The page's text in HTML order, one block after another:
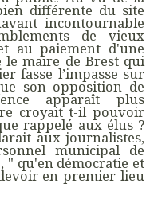
différente du site
incontournable
de vieux
au paiement d'une
le maire de Brest qui
fasse l’impasse sur
son opposition de
apparaît plus
croyait t-il pouvoir
rappelé aux élus ?
aux journalistes,
municipal de
" qu'en démocratie et
en premier lieu